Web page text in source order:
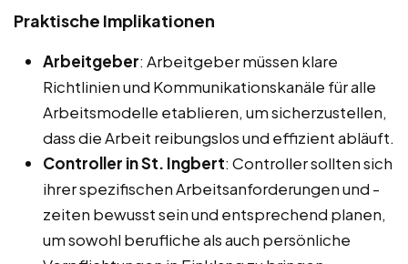
Praktische Implikationen
Arbeitgeber: Arbeitgeber müssen klare
Richtlinien und Kommunikationskanäle für alle
Arbeitsmodelle etablieren, um sicherzustellen,
dass die Arbeit reibungslos und effizient abläuft.
Controller in St. Ingbert: Controller sollten sich
ihrer spezifischen Arbeitsanforderungen und -
zeiten bewusst sein und entsprechend planen,
um sowohl berufliche als auch persönliche